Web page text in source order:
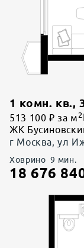
1 комн. кв.,
513 100 ₽ за м 2
ЖК
г Москва, ул
Ховрино 9 мин.
18 676